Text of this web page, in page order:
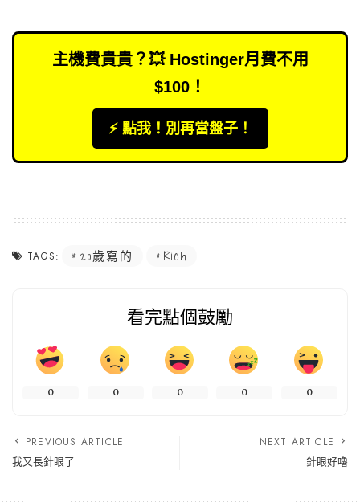
主機費貴貴？💥 Hostinger月費不用
$100！
⚡️ 點我！別再當盤子！
TAGS: 20歲寫的 Rich
看完點個鼓勵
0 0 0 0 0
PREVIOUS ARTICLE
我又長針眼了
NEXT ARTICLE
針眼好嚕